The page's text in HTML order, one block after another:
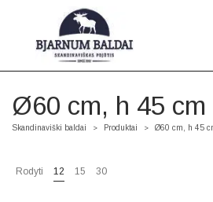
Ø60 cm, h 45 cm
Skandinaviški baldai > Produktai > Ø60 cm, h 45
Rodyti 12 15 30